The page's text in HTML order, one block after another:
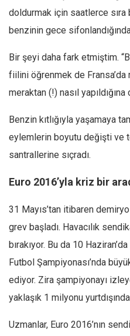
doldurmak için saatlerce sıra
benzinin gece
Bir şeyi daha fark etmiştim.
fiilini öğrenmek de Fransa’da
meraktan (!) nasıl
Benzin kıtlığıyla yaşamaya
eylemlerin boyutu değişti ve
santrallerine sıçradı.
Euro 2016’yla kriz bir
31 Mayıs’tan itibaren
grev başladı. Havacılık
bırakıyor. Bu da 10
Futbol Şampiyonası’nda
ediyor. Zira şampiyonayı
yaklaşık 1 milyonu
Uzmanlar, Euro 2016’nın